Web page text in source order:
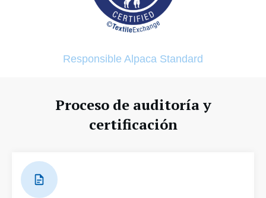
Responsible Alpaca Standard
Proceso de auditoría y
certificación